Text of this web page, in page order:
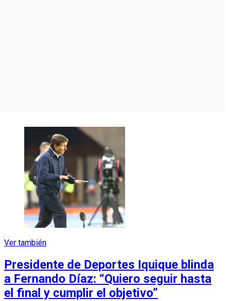
Ver también
Presidente de Deportes Iquique blinda
a Fernando Díaz: “Quiero seguir hasta
el final y cumplir el objetivo”